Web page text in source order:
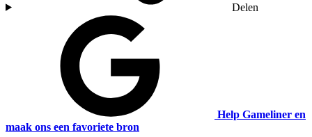
Delen
Help Gameliner en
maak ons een favoriete bron